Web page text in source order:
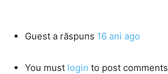
Guest a răspuns 16 ani ago
You must login to post comments